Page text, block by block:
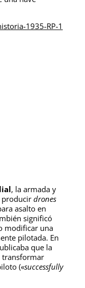
, la armada y
producir drones
asalto en
significó
modificar una
pilotada. En
que la
transformar
(«successfully